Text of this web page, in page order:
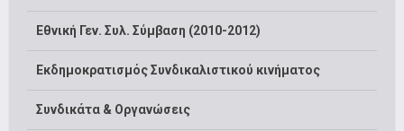
Εθνική Γεν. Συλ. Σύμβαση (2010-2012)
Εκδημοκρατισμός Συνδικαλιστικού κινήματος
Συνδικάτα & Οργανώσεις